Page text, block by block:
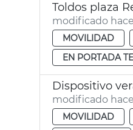
Toldos plaza
modificado
MOVILIDAD
EN PORTADA
Dispositivo
modificado
MOVILIDAD